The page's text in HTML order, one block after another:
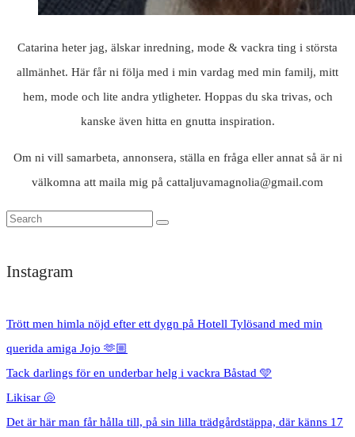
Catarina heter jag, älskar inredning, mode & vackra ting i största
allmänhet. Här får ni följa med i min vardag med min familj, mitt
hem, mode och lite andra ytligheter. Hoppas du ska trivas, och
kanske även hitta en gnutta inspiration.
Om ni vill samarbeta, annonsera, ställa en fråga eller annat så är ni
välkomna att maila mig på cattaljuvamagnolia@gmail.com
Instagram
Trött men himla nöjd efter ett dygn på Hotell Tylösand med min
querida amiga Jojo 🫶🏼
Tack darlings för en underbar helg i vackra Båstad 🩵
Likisar 🐚
Det är här man får hålla till, på sin lilla trädgårdstäppa, där känns 17